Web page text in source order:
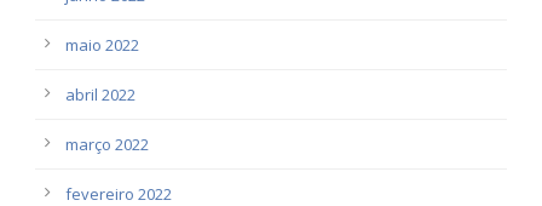
maio 2022
abril 2022
março 2022
fevereiro 2022